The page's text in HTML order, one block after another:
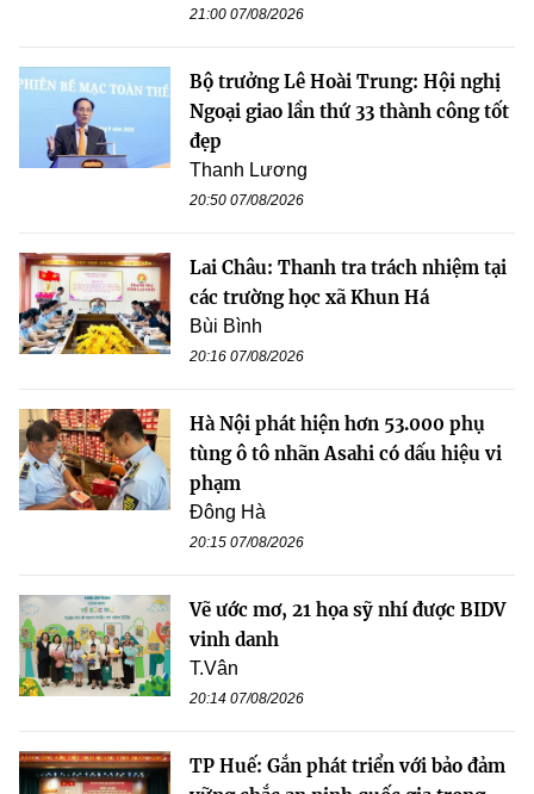
21:00 07/08/2026
Bộ trưởng Lê Hoài Trung: Hội nghị
Ngoại giao lần thứ 33 thành công tốt
đẹp
Thanh Lương
20:50 07/08/2026
Lai Châu: Thanh tra trách nhiệm tại
các trường học xã Khun Há
Bùi Bình
20:16 07/08/2026
Hà Nội phát hiện hơn 53.000 phụ
tùng ô tô nhãn Asahi có dấu hiệu vi
phạm
Đông Hà
20:15 07/08/2026
Vẽ ước mơ, 21 họa sỹ nhí được BIDV
vinh danh
T.Vân
20:14 07/08/2026
TP Huế: Gắn phát triển với bảo đảm